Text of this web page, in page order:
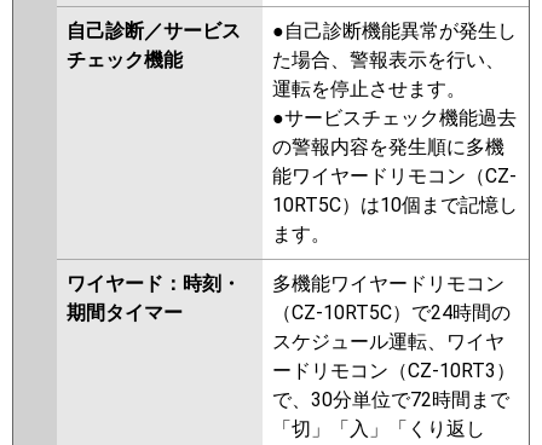
自己診断／サービス
チェック機能
●自己診断機能異常が発生し
た場合、警報表示を行い、
運転を停止させます。
●サービスチェック機能過去
の警報内容を発生順に多機
能ワイヤードリモコン（CZ-
10RT5C）は10個まで記憶し
ます。
ワイヤード：時刻・
期間タイマー
多機能ワイヤードリモコン
（CZ-10RT5C）で24時間の
スケジュール運転、ワイヤ
ードリモコン（CZ-10RT3）
で、30分単位で72時間まで
「切」「入」「くり返し